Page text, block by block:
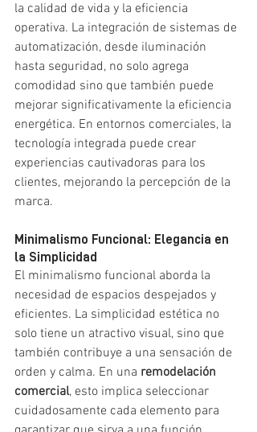
la calidad de vida y la eficiencia
operativa. La integración de sistemas de
automatización, desde iluminación
hasta seguridad, no solo agrega
comodidad sino que también puede
mejorar significativamente la eficiencia
energética. En entornos comerciales, la
tecnología integrada puede crear
experiencias cautivadoras para los
clientes, mejorando la percepción de la
marca.
Minimalismo Funcional: Elegancia en
la Simplicidad
El minimalismo funcional aborda la
necesidad de espacios despejados y
eficientes. La simplicidad estética no
solo tiene un atractivo visual, sino que
también contribuye a una sensación de
orden y calma. En una remodelación
comercial, esto implica seleccionar
cuidadosamente cada elemento para